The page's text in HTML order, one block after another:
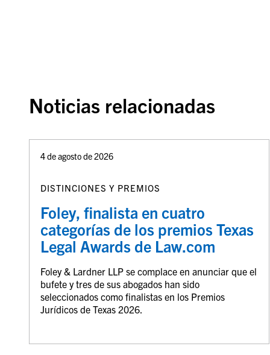
Noticias relacionadas
4 de agosto de 2026
DISTINCIONES Y PREMIOS
Foley, finalista en cuatro
categorías de los premios Texas
Legal Awards de Law.com
Foley & Lardner LLP se complace en anunciar que el
bufete y tres de sus abogados han sido
seleccionados como finalistas en los Premios
Jurídicos de Texas 2026.